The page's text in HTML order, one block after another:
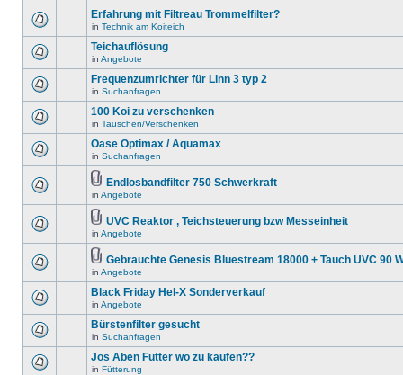
Erfahrung mit Filtreau Trommelfilter?
in Technik am Koiteich
Teichauflösung
in Angebote
Frequenzumrichter für Linn 3 typ 2
in Suchanfragen
100 Koi zu verschenken
in Tauschen/Verschenken
Oase Optimax / Aquamax
in Suchanfragen
Endlosbandfilter 750 Schwerkraft
in Angebote
UVC Reaktor , Teichsteuerung bzw Messeinheit
in Angebote
Gebrauchte Genesis Bluestream 18000 + Tauch UVC 90
in Angebote
Black Friday Hel-X Sonderverkauf
in Angebote
Bürstenfilter gesucht
in Suchanfragen
Jos Aben Futter wo zu kaufen??
in Fütterung